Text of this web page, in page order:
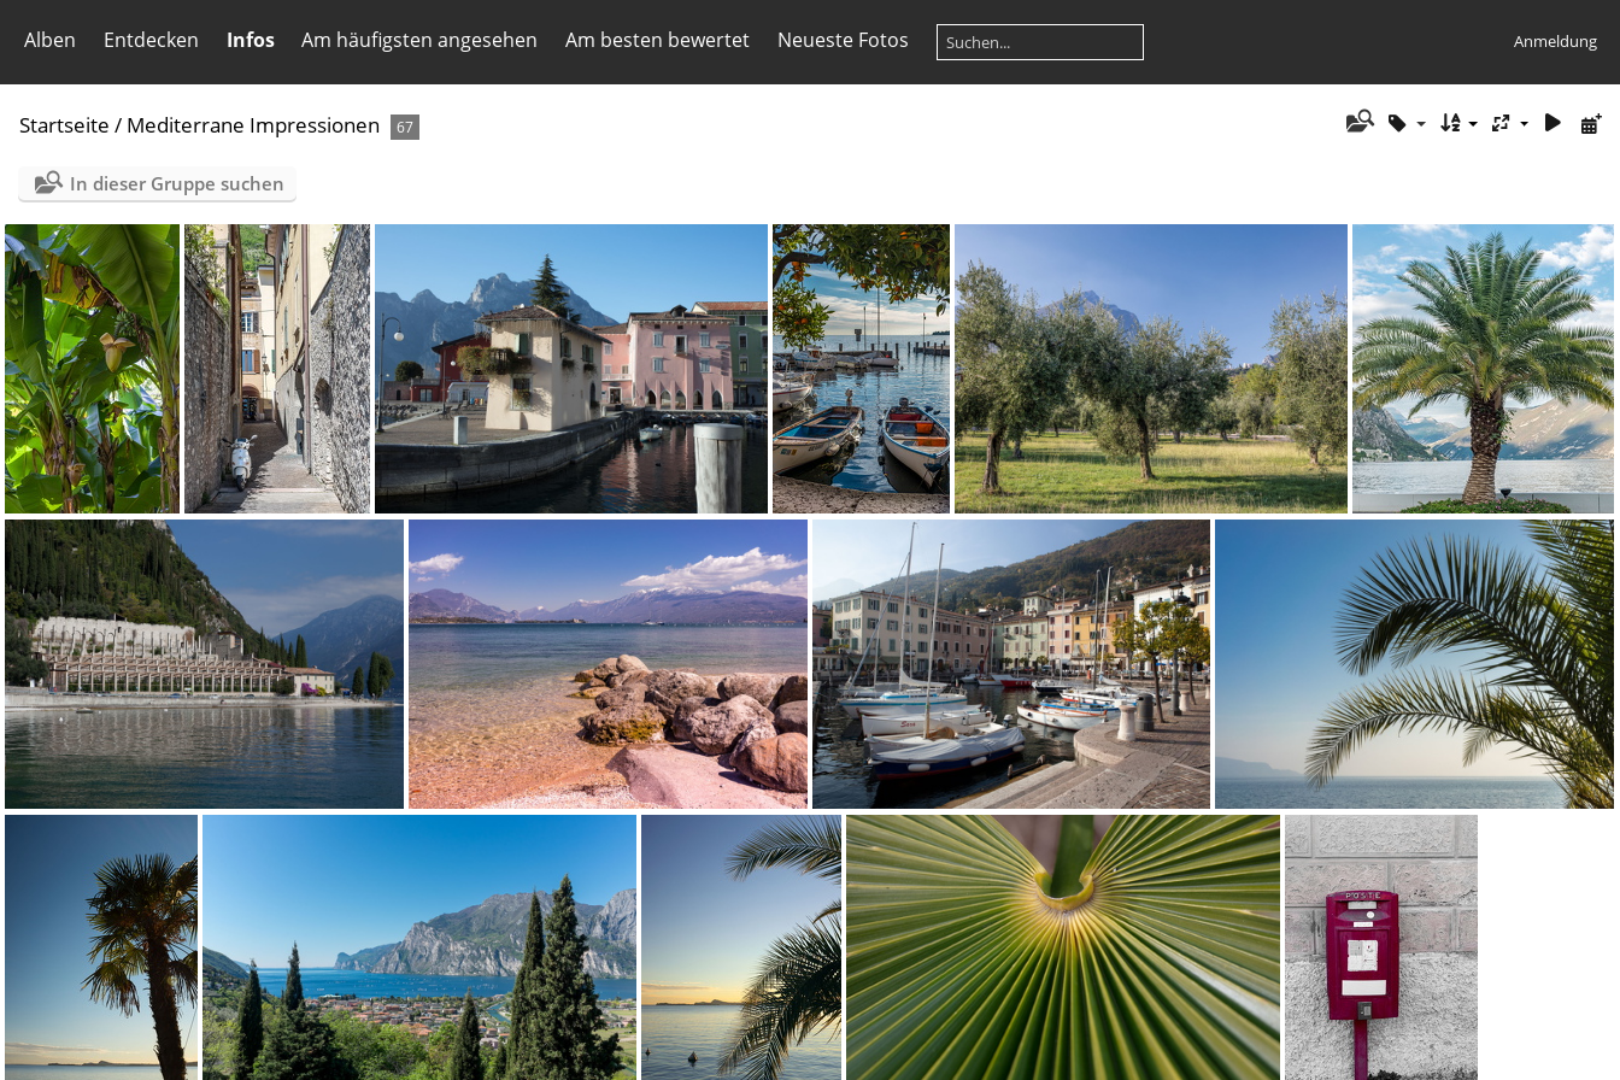
Alben Entdecken Infos Am häufigsten angesehen Am besten bewertet Neueste Fotos Anmeldung
Startseite / Mediterrane Impressionen 67
In dieser Gruppe suchen
Bananenpflanze im Arboretum Arco In Gargnano In Torbole In Gargnano Olivenhain in Toscolano In Limone
Am Stand von Tignale In Manerba In Gargnano In Maderno